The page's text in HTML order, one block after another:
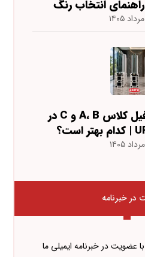
بررسی تفاوت پروفیل کلاس A، B و C در
خبرنامه
عضویت در خبرنامه ایمیلی ما